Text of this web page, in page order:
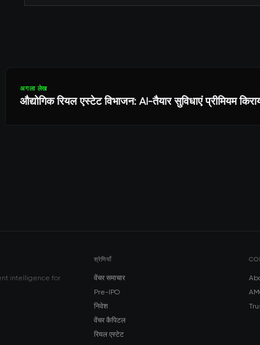
अगला लेख
औद्योगिक रियल एस्टेट विभाजन: AI-तैयार सुविधाएं प्रीमियम
intelligence for
श्रेणियाँ
वेंचर समाचार
Pre-IPO
निवेश
वेंचर कैपिटल
रियल एस्टेट